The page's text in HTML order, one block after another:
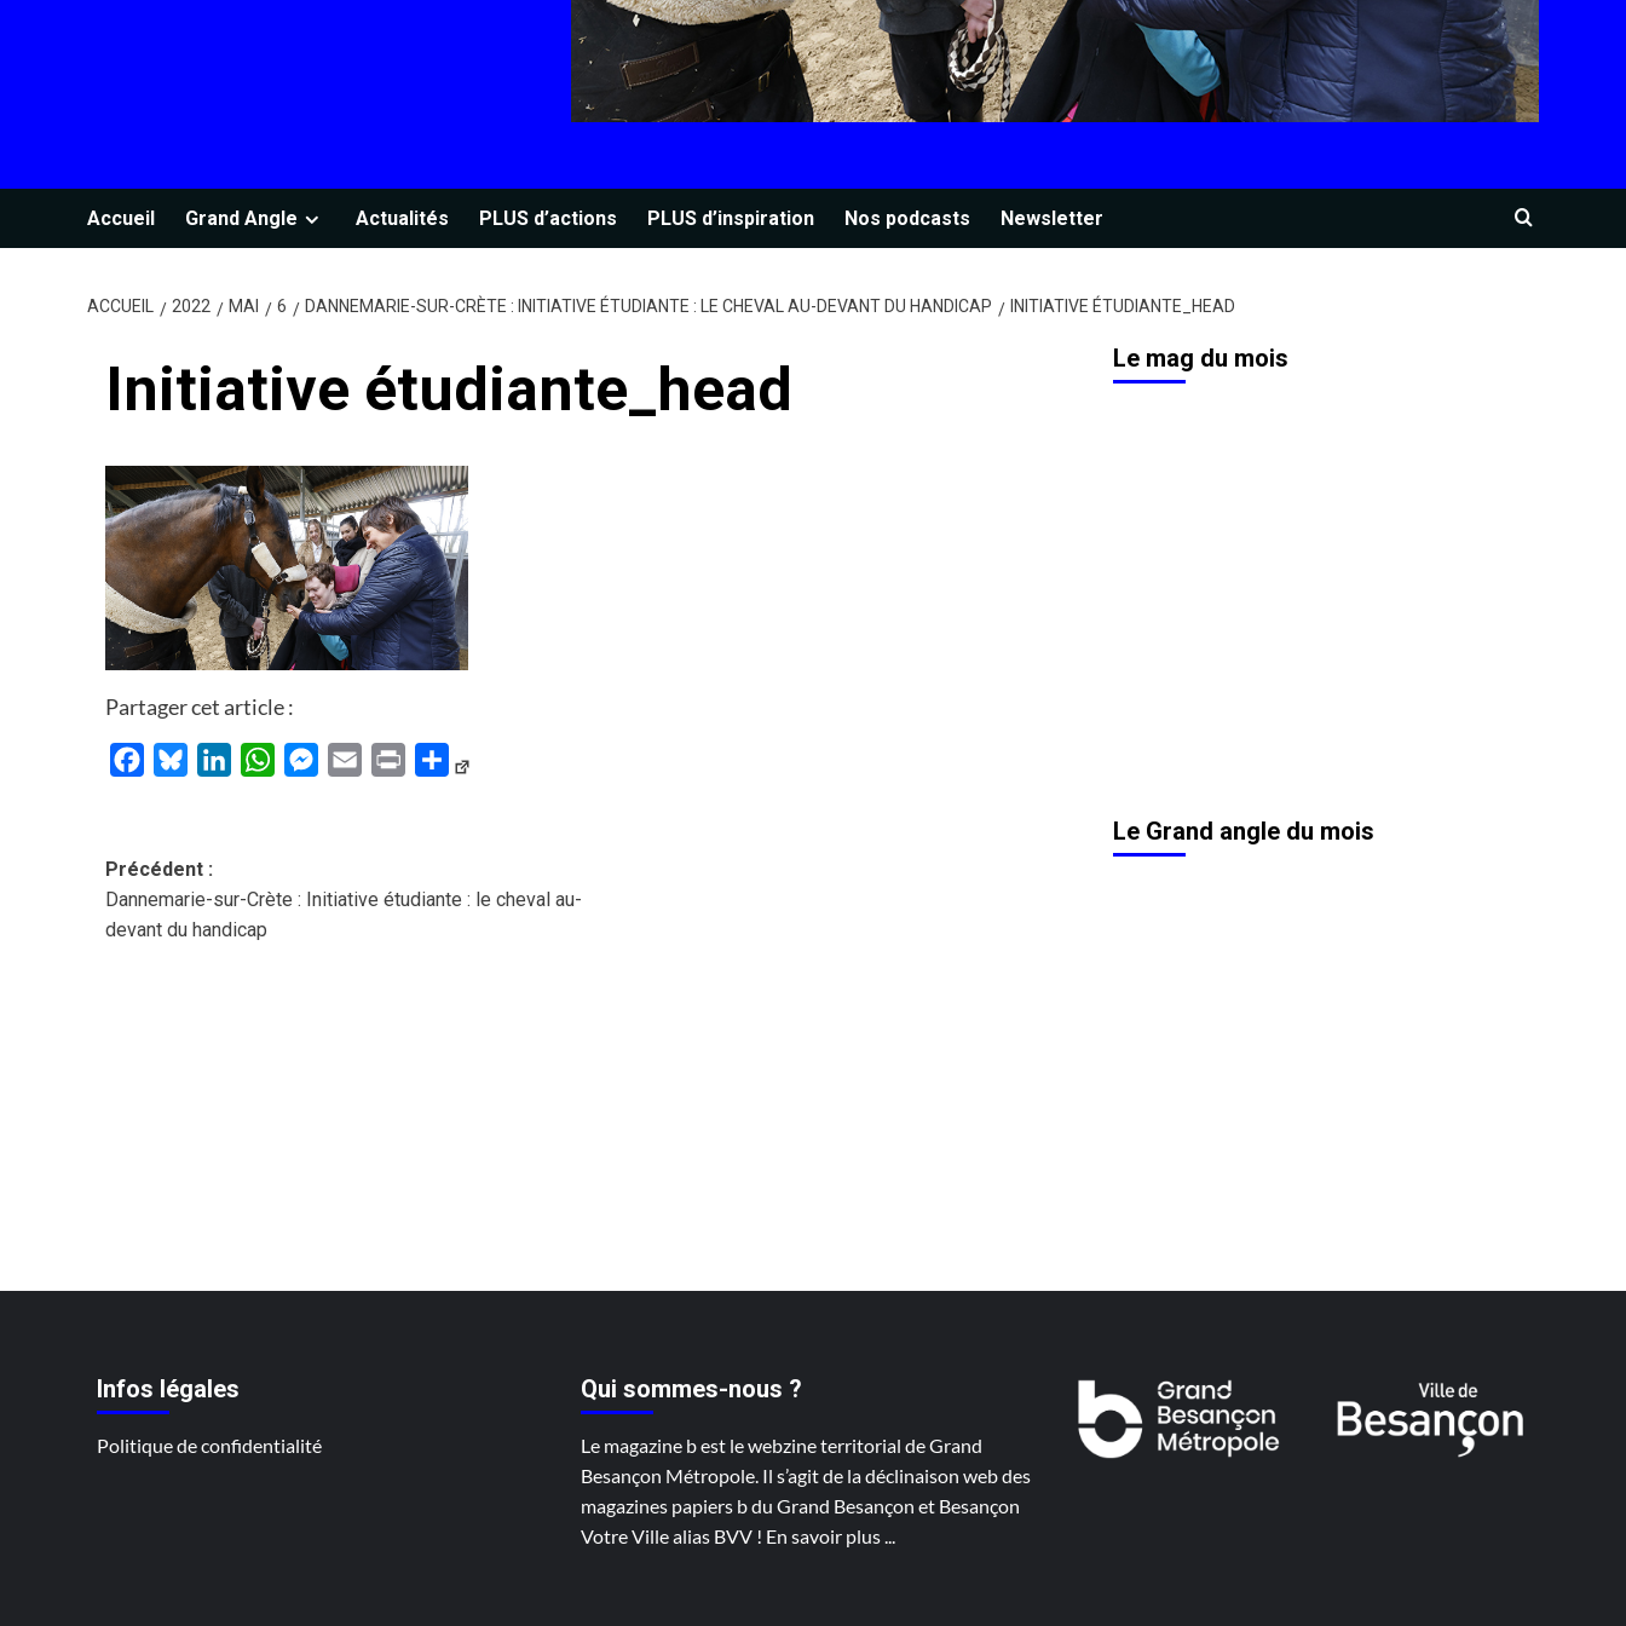
Accueil Grand Angle Actualités PLUS d’actions PLUS d’inspiration Nos podcasts Newsletter
ACCUEIL 2022 MAI 6 DANNEMARIE-SUR-CRÈTE : INITIATIVE ÉTUDIANTE : LE CHEVAL AU-DEVANT DU HANDICAP INITIATIVE ÉTUDIANTE_HEAD
Initiative étudiante_head
Partager cet article :
FacebookBlueskyLinkedInWhatsAppMessenger
Email Print Partager
Navigation
d’article
Précédent :
Dannemarie-sur-Crète : Initiative étudiante : le cheval au-
devant du handicap
Le mag du mois
Le Grand angle du mois
Infos légales
Politique de confidentialité
Qui sommes-nous ?
Le magazine b est le webzine territorial de Grand
Besançon Métropole. Il s’agit de la déclinaison web des
magazines papiers b du Grand Besançon et Besançon
Votre Ville alias BVV ! En savoir plus...